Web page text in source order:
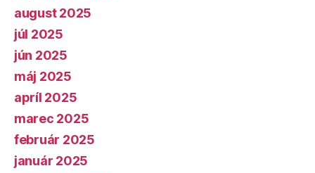
august 2025
júl 2025
jún 2025
máj 2025
apríl 2025
marec 2025
február 2025
január 2025